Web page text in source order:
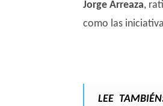
Jorge Arreaza,
como las
LEE